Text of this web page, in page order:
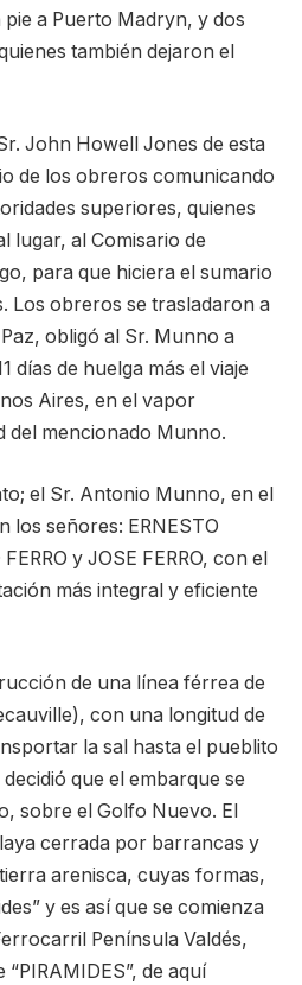
a Puerto Madryn, y dos
también dejaron el
John Howell Jones de esta
de los obreros comunicando
superiores, quienes
lugar, al Comisario de
para que hiciera el sumario
Los obreros se trasladaron a
obligó al Sr. Munno a
días de huelga más el viaje
Aires, en el vapor
del mencionado Munno.
el Sr. Antonio Munno, en el
los señores: ERNESTO
y JOSE FERRO, con el
más integral y eficiente
de una línea férrea de
con una longitud de
la sal hasta el pueblito
que el embarque se
sobre el Golfo Nuevo. El
cerrada por barrancas y
arenisca, cuyas formas,
y es así que se comienza
Península Valdés,
de aquí